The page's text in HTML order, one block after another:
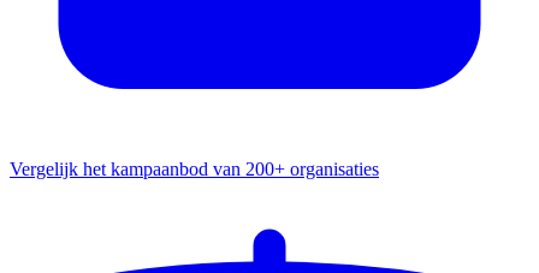
Vergelijk het kampaanbod van 200+ organisaties